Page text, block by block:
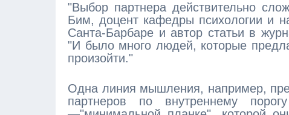
"Выбор партнера действительно
Бим, доцент кафедры психологии и
Санта-Барбаре и автор статьи в
"И было много людей, которые
произойти."
Одна линия мышления, например,
партнеров по внутреннему